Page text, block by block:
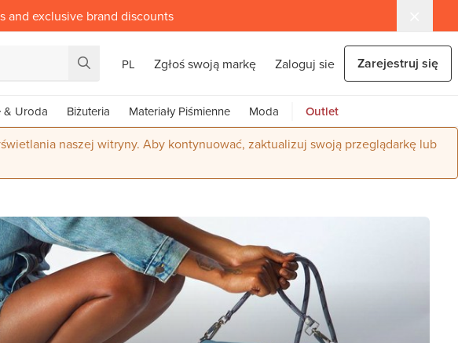
and exclusive brand discounts
PL Zgłoś swoją markę Zaloguj sie Zarejestruj się
& Uroda Biżuteria Materiały Piśmienne Moda Outlet
naszej witryny. Aby kontynuować, zaktualizuj swoją przeglądarkę lub